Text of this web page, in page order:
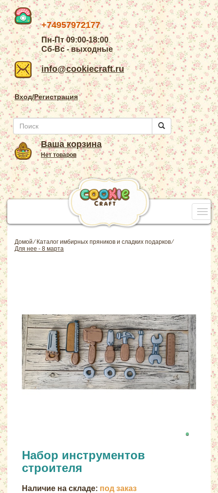
+74957972177
Пн-Пт 09:00-18:00
Сб-Вс - выходные
info@cookiecraft.ru
Вход/Регистрация
Ваша корзина
Нет товаров
Домой⁄Каталог имбирных пряников и сладких подарков⁄
Для нее - 8 марта
Набор инструментов
строителя
Наличие на складе: под заказ